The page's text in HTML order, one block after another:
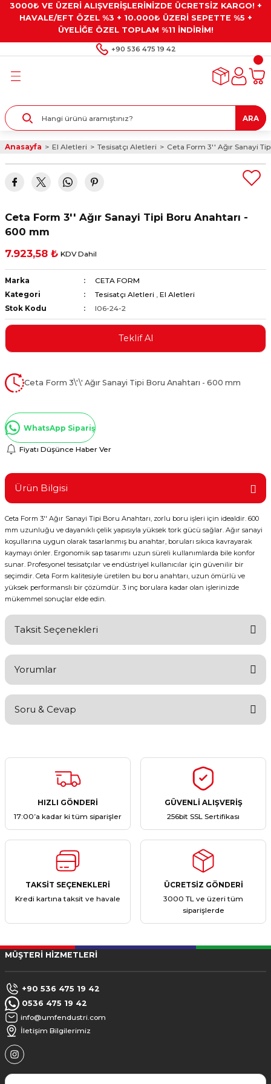
3000₺ VE ÜZERİ ALIŞVERİŞLERİNİZDE ÜCRETSİZ KARGO! +
HAVALE/EFT ÖZEL %3 + 10.000₺ ÜZERİ SEPETTE %5 +
ÜYELİĞE ÖZEL TOPLAM %11 İNDİRİM!
+90 536 475 19 42
Geri Dön
Kaplamalar
Geri Dön
Geri Dön
Gresler
Geri Dön
Alet Setleri
ve Multimetreler
ve Penseler
Geri Dön
Taşları ve
ARA
Anasayfa El Aletleri Tesisatçı Aletleri Ceta Form 3'' Ağır Sanayi
Ceta Form 3'' Ağır Sanayi Tipi Boru Anahtarı -
600 mm
7.923,58 ₺ KDV Dahil
Marka
CETA FORM
Kategori
Tesisatçı Aletleri , El Aletleri
Stok Kodu
I06-24-2
Teklif Al
Ceta Form 3\'\' Ağır Sanayi Tipi Boru Anahtarı - 600 mm
WhatsApp Sipariş
Fiyatı Düşünce Haber Ver
Ürün Bilgisi
Ceta Form 3'' Ağır Sanayi Tipi Boru Anahtarı, zorlu boru işleri için idealdir. 600
mm uzunluğu ve dayanıklı çelik yapısıyla yüksek tork gücü sağlar. Ağır sanayi
koşullarına uygun olarak tasarlanmış bu anahtar, boruları sıkıca kavrayarak
kaymayı önler. Ergonomik sap tasarımı uzun süreli kullanımlarda bile konfor
sunar. Profesyonel tesisatçılar ve endüstriyel kullanıcılar için güvenilir bir
seçimdir. Ceta Form kalitesiyle üretilen bu boru anahtarı, uzun ömürlü ve
yüksek performanslı bir çözümdür. 3 inç borulara kadar olan işlerinizde
mükemmel sonuçlar elde edin.
Taksit Seçenekleri
Yorumlar
Yorum Yaz
Soru & Cevap
Ürün hakkında henüz soru sorulmamış.
HIZLI GÖNDERİ
17:00’a kadar ki tüm siparişler
GÜVENLİ ALIŞVERİŞ
256bit SSL Sertifikası
TAKSİT SEÇENEKLERİ
Kredi kartına taksit ve havale
ÜCRETSİZ GÖNDERİ
3000 TL ve üzeri tüm
siparişlerde
MÜŞTERİ HİZMETLERİ
+90 536 475 19 42
0536 475 19 42
info@umfendustri.com
İletişim Bilgilerimiz